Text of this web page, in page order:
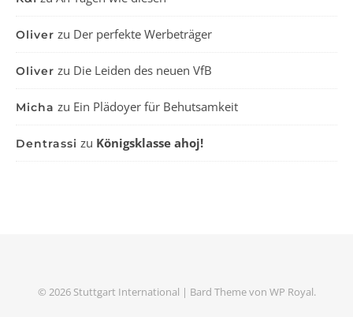
Oliver zu Der perfekte Werbeträger
Oliver zu Die Leiden des neuen VfB
Micha zu Ein Plädoyer für Behutsamkeit
Dentrassi zu Königsklasse ahoj!
© 2026 Stuttgart International | Bard Theme von WP Royal.